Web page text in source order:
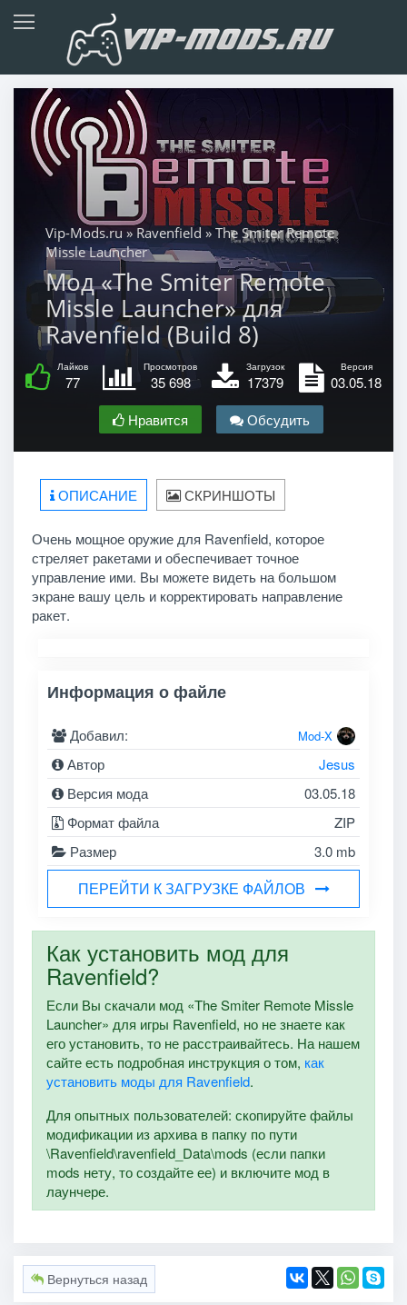
Vip-Mods.ru»Ravenfield» The Smiter Remote
Missle Launcher
Мод «The Smiter Remote
Missle Launcher» для
Ravenfield (Build 8)
Лайков
77
Просмотров
35 698
Загрузок
17379
Версия
03.05.18
Нравится
Обсудить
ОПИСАНИЕ СКРИНШОТЫ
Очень мощное оружие для Ravenfield, которое
стреляет ракетами и обеспечивает точное
управление ими. Вы можете видеть на большом
экране вашу цель и корректировать направление
ракет.
Информация о файле
Добавил: Mod-X
Автор
Jesus
Версия мода
03.05.18
Формат файла
ZIP
Размер
3.0 mb
ПЕРЕЙТИ К ЗАГРУЗКЕ ФАЙЛОВ
Как установить мод для
Ravenfield?
Если Вы скачали мод «The Smiter Remote Missle
Launcher» для игры Ravenfield, но не знаете как
его установить, то не расстраивайтесь. На нашем
сайте есть подробная инструкция о том, как
установить моды для Ravenfield.
Для опытных пользователей: скопируйте файлы
модификации из архива в папку по пути
\Ravenfield\ravenfield_Data\mods (если папки
mods нету, то создайте ее) и включите мод в
лаунчере.
Вернуться назад